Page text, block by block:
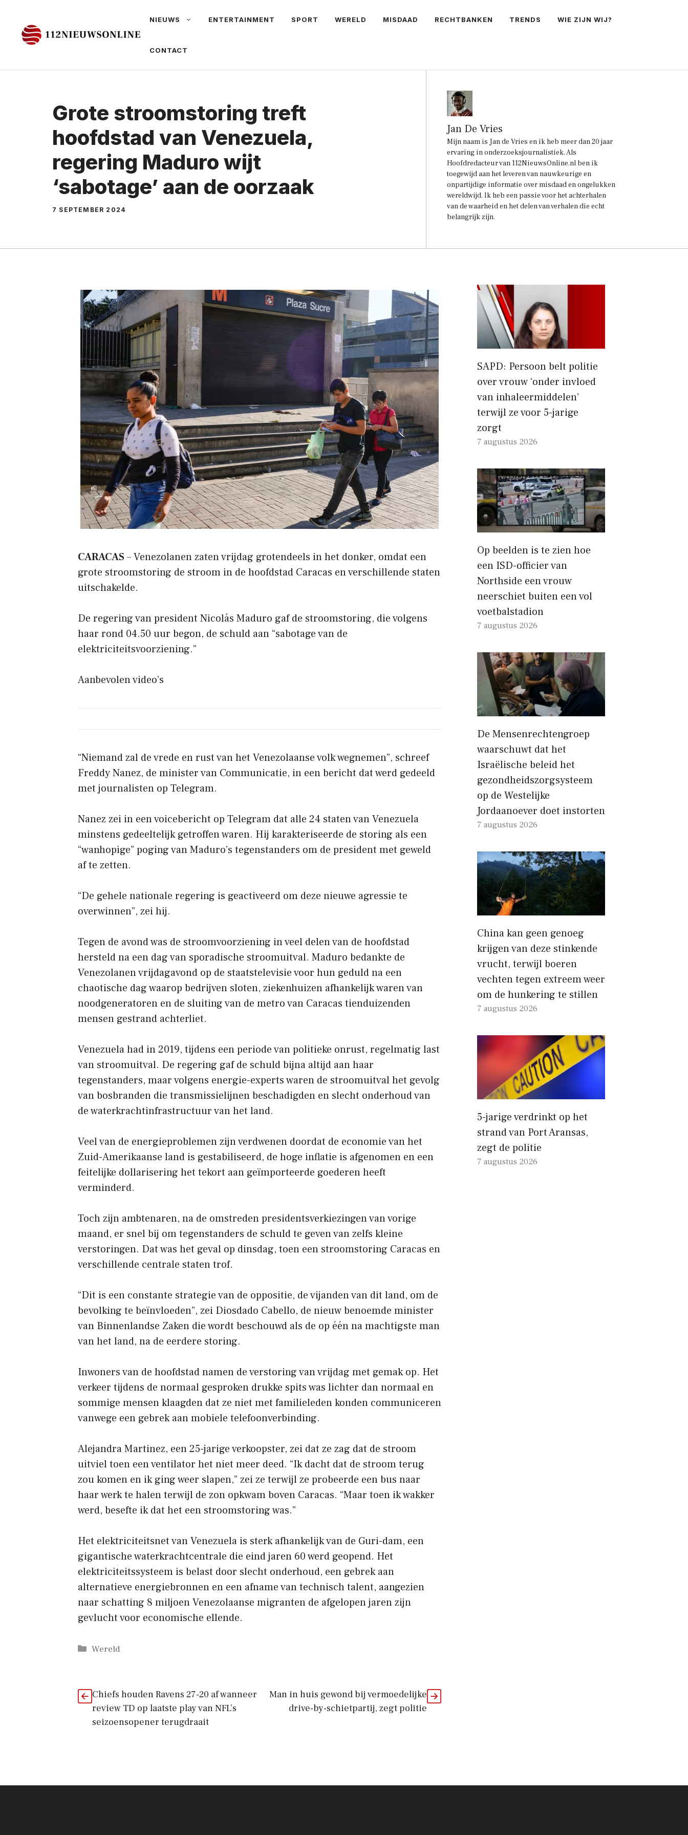
NIEUWS ENTERTAINMENT SPORT WERELD MISDAAD RECHTBANKEN TRENDS WIE ZIJN WIJ?
CONTACT
Grote stroomstoring treft
hoofdstad van Venezuela,
regering Maduro wijt
‘sabotage’ aan de oorzaak
7 SEPTEMBER 2024
Jan De Vries
Mijn naam is Jan de Vries en ik heb meer dan 20 jaar
ervaring in onderzoeksjournalistiek. Als
Hoofdredacteur van 112NieuwsOnline.nl ben ik
toegewijd aan het leveren van nauwkeurige en
onpartijdige informatie over misdaad en ongelukken
wereldwijd. Ik heb een passie voor het achterhalen
van de waarheid en het delen van verhalen die echt
belangrijk zijn.
CARACAS – Venezolanen zaten vrijdag grotendeels in het donker, omdat een
grote stroomstoring de stroom in de hoofdstad Caracas en verschillende staten
uitschakelde.
De regering van president Nicolás Maduro gaf de stroomstoring, die volgens
haar rond 04.50 uur begon, de schuld aan “sabotage van de
elektriciteitsvoorziening.”
Aanbevolen video’s
“Niemand zal de vrede en rust van het Venezolaanse volk wegnemen”, schreef
Freddy Nanez, de minister van Communicatie, in een bericht dat werd gedeeld
met journalisten op Telegram.
Nanez zei in een voicebericht op Telegram dat alle 24 staten van Venezuela
minstens gedeeltelijk getroffen waren. Hij karakteriseerde de storing als een
“wanhopige” poging van Maduro’s tegenstanders om de president met geweld
af te zetten.
“De gehele nationale regering is geactiveerd om deze nieuwe agressie te
overwinnen”, zei hij.
Tegen de avond was de stroomvoorziening in veel delen van de hoofdstad
hersteld na een dag van sporadische stroomuitval. Maduro bedankte de
Venezolanen vrijdagavond op de staatstelevisie voor hun geduld na een
chaotische dag waarop bedrijven sloten, ziekenhuizen afhankelijk waren van
noodgeneratoren en de sluiting van de metro van Caracas tienduizenden
mensen gestrand achterliet.
Venezuela had in 2019, tijdens een periode van politieke onrust, regelmatig last
van stroomuitval. De regering gaf de schuld bijna altijd aan haar
tegenstanders, maar volgens energie-experts waren de stroomuitval het gevolg
van bosbranden die transmissielijnen beschadigden en slecht onderhoud van
de waterkrachtinfrastructuur van het land.
Veel van de energieproblemen zijn verdwenen doordat de economie van het
Zuid-Amerikaanse land is gestabiliseerd, de hoge inflatie is afgenomen en een
feitelijke dollarisering het tekort aan geïmporteerde goederen heeft
verminderd.
Toch zijn ambtenaren, na de omstreden presidentsverkiezingen van vorige
maand, er snel bij om tegenstanders de schuld te geven van zelfs kleine
verstoringen. Dat was het geval op dinsdag, toen een stroomstoring Caracas en
verschillende centrale staten trof.
“Dit is een constante strategie van de oppositie, de vijanden van dit land, om de
bevolking te beïnvloeden”, zei Diosdado Cabello, de nieuw benoemde minister
van Binnenlandse Zaken die wordt beschouwd als de op één na machtigste man
van het land, na de eerdere storing.
Inwoners van de hoofdstad namen de verstoring van vrijdag met gemak op. Het
verkeer tijdens de normaal gesproken drukke spits was lichter dan normaal en
sommige mensen klaagden dat ze niet met familieleden konden communiceren
vanwege een gebrek aan mobiele telefoonverbinding.
Alejandra Martinez, een 25-jarige verkoopster, zei dat ze zag dat de stroom
uitviel toen een ventilator het niet meer deed. “Ik dacht dat de stroom terug
zou komen en ik ging weer slapen,” zei ze terwijl ze probeerde een bus naar
haar werk te halen terwijl de zon opkwam boven Caracas. “Maar toen ik wakker
werd, besefte ik dat het een stroomstoring was.”
Het elektriciteitsnet van Venezuela is sterk afhankelijk van de Guri-dam, een
gigantische waterkrachtcentrale die eind jaren 60 werd geopend. Het
elektriciteitssysteem is belast door slecht onderhoud, een gebrek aan
alternatieve energiebronnen en een afname van technisch talent, aangezien
naar schatting 8 miljoen Venezolaanse migranten de afgelopen jaren zijn
gevlucht voor economische ellende.
Categorieën
Wereld
Chiefs houden Ravens 27-20 af wanneer
review TD op laatste play van NFL’s
seizoensopener terugdraait
Man in huis gewond bij vermoedelijke
drive-by-schietpartij, zegt politie
SAPD: Persoon belt politie
over vrouw ‘onder invloed
van inhaleermiddelen’
terwijl ze voor 5-jarige
zorgt
7 augustus 2026
Op beelden is te zien hoe
een ISD-officier van
Northside een vrouw
neerschiet buiten een vol
voetbalstadion
7 augustus 2026
De Mensenrechtengroep
waarschuwt dat het
Israëlische beleid het
gezondheidszorgsysteem
op de Westelijke
Jordaanoever doet instorten
7 augustus 2026
China kan geen genoeg
krijgen van deze stinkende
vrucht, terwijl boeren
vechten tegen extreem weer
om de hunkering te stillen
7 augustus 2026
5-jarige verdrinkt op het
strand van Port Aransas,
zegt de politie
7 augustus 2026